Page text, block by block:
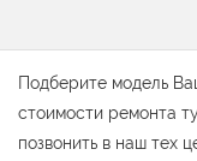
Подберите модель
стоимости ремонта
позвонить в наш тех